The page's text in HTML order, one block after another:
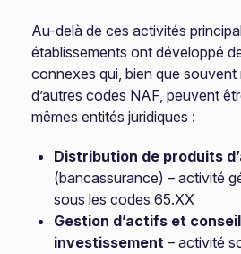
Au-delà de ces activités
établissements ont développé
connexes qui, bien que
d’autres codes NAF, peuvent
mêmes entités juridiques :
Distribution de produits
(bancassurance) – activité
sous les codes 65.XX
Gestion d’actifs et
investissement – activité